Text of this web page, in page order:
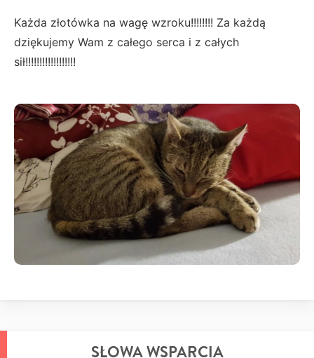
Każda złotówka na wagę wzroku!!!!!!!! Za każdą
dziękujemy Wam z całego serca i z całych
sił!!!!!!!!!!!!!!!!!!
SŁOWA WSPARCIA